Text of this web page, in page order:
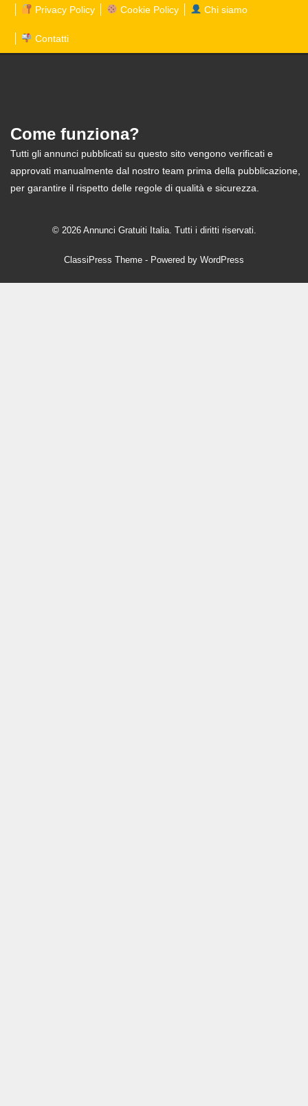
Privacy Policy Cookie Policy Chi siamo
Contatti
Come funziona?
Tutti gli annunci pubblicati su questo sito vengono verificati e
approvati manualmente dal nostro team prima della pubblicazione,
per garantire il rispetto delle regole di qualità e sicurezza.
© 2026 Annunci Gratuiti Italia. Tutti i diritti riservati.
ClassiPress Theme - Powered by WordPress